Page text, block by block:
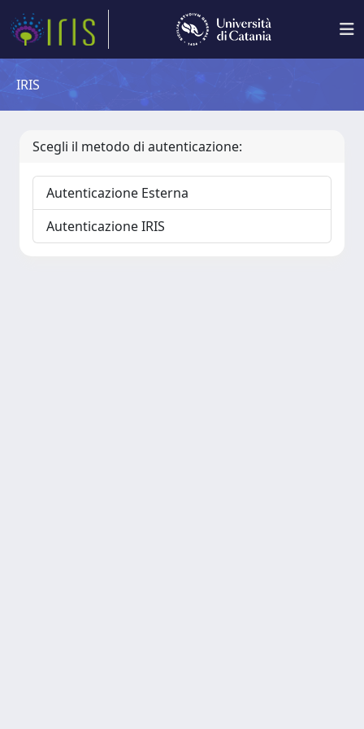
IRIS
Scegli il metodo di autenticazione:
Autenticazione Esterna
Autenticazione IRIS